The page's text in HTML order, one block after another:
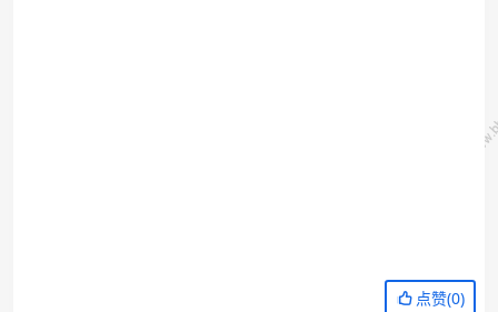
点赞(0)